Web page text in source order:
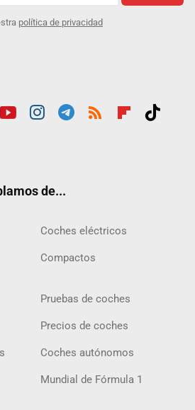
política de privacidad
de...
Coches eléctricos
Compactos
Pruebas de coches
Precios de coches
Coches autónomos
Mundial de Fórmula 1